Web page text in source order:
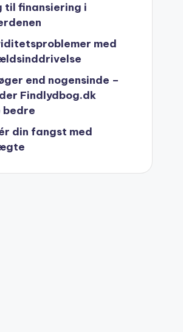
til finansiering i
med
end nogensinde –
Findlydbog.dk
bedre
din fangst med